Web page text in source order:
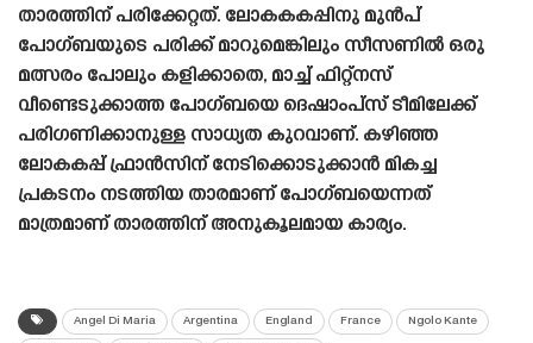
താരത്തിന് പരിക്കേറ്റത്. ലോകകകപ്പിനു മുൻപ്
പോഗ്ബയുടെ പരിക്ക് മാറുമെങ്കിലും സീസണിൽ ഒരു
മത്സരം പോലും കളിക്കാതെ, മാച്ച് ഫിറ്റ്നസ്
വീണ്ടെടുക്കാത്ത പോഗ്ബയെ ദെഷാംപ്‌സ് ടീമിലേക്ക്
പരിഗണിക്കാനുള്ള സാധ്യത കുറവാണ്. കഴിഞ്ഞ
ലോകകപ്പ് ഫ്രാൻസിന് നേടിക്കൊടുക്കാൻ മികച്ച
പ്രകടനം നടത്തിയ താരമാണ് പോഗ്ബയെന്നത്
മാത്രമാണ് താരത്തിന് അനുകൂലമായ കാര്യം.
Angel Di Maria Argentina England France Ngolo Kante